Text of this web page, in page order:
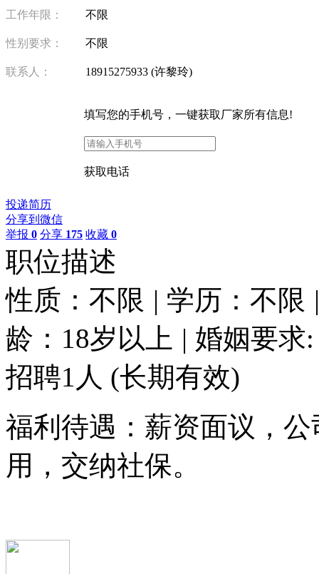
工作年限： 不限
性别要求： 不限
联系人： 18915275933 (许黎玲)
填写您的手机号 ，一键获取厂家所有信息!
获取电话
投递简历
分享到微信
举报 0 分享 175 收藏 0
职位描述
性质：不限 | 学历：不限
龄：18岁以上 | 婚姻要求
招聘1人 (长期有效)
福利待遇：薪资面议，
用，交纳社保。